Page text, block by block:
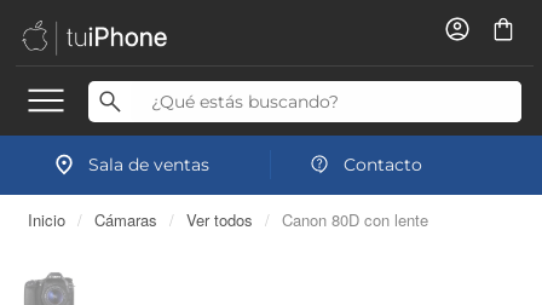
Sala de ventas Contacto
Inicio / Cámaras / Ver todos / Canon 80D con lente